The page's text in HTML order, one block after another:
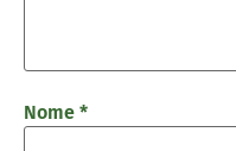
Nome *